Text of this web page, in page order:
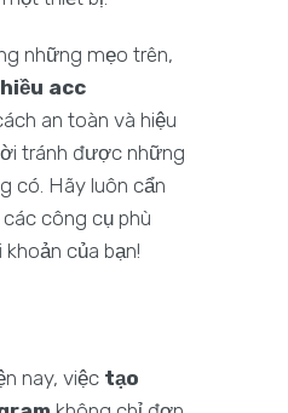
những mẹo trên,
acc
an toàn và hiệu
tránh được những
có. Hãy luôn cẩn
công cụ phù
của bạn!
nay, việc tạo